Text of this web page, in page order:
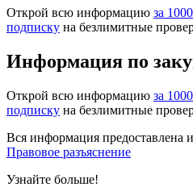
Открой всю информацию за
подписку на безлимитные
Информация по
Открой всю информацию за
подписку на безлимитные
Вся информация предоставлена
Правовое разъяснение
Узнайте больше!